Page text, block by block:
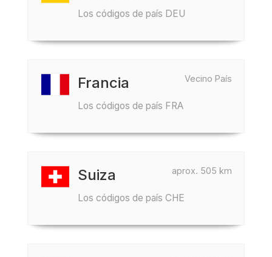
Los códigos de país DEU
Vecino País
Francia
Los códigos de país FRA
aprox. 505 km
Suiza
Los códigos de país CHE